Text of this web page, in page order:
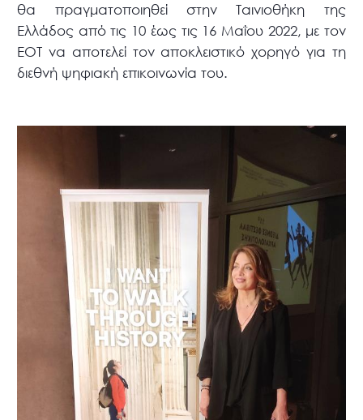
θα πραγματοποιηθεί στην Ταινιοθήκη της
Ελλάδος από τις 10 έως τις 16 Μαΐου 2022, με τον
ΕΟΤ να αποτελεί τον αποκλειστικό χορηγό για τη
διεθνή ψηφιακή επικοινωνία του.